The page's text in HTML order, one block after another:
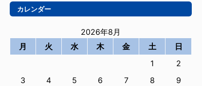
カレンダー
2026年8月
月
火 水 木 金 土
日
1
2
3
4 5 6 7 8
9